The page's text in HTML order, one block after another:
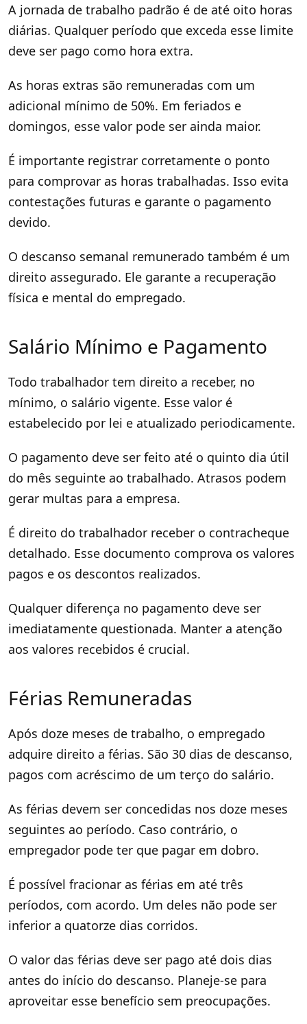
A jornada de trabalho padrão é de até oito horas
diárias. Qualquer período que exceda esse limite
deve ser pago como hora extra.
As horas extras são remuneradas com um
adicional mínimo de 50%. Em feriados e
domingos, esse valor pode ser ainda maior.
É importante registrar corretamente o ponto
para comprovar as horas trabalhadas. Isso evita
contestações futuras e garante o pagamento
devido.
O descanso semanal remunerado também é um
direito assegurado. Ele garante a recuperação
física e mental do empregado.
Salário Mínimo e Pagamento
Todo trabalhador tem direito a receber, no
mínimo, o salário vigente. Esse valor é
estabelecido por lei e atualizado periodicamente.
O pagamento deve ser feito até o quinto dia útil
do mês seguinte ao trabalhado. Atrasos podem
gerar multas para a empresa.
É direito do trabalhador receber o contracheque
detalhado. Esse documento comprova os valores
pagos e os descontos realizados.
Qualquer diferença no pagamento deve ser
imediatamente questionada. Manter a atenção
aos valores recebidos é crucial.
Férias Remuneradas
Após doze meses de trabalho, o empregado
adquire direito a férias. São 30 dias de descanso,
pagos com acréscimo de um terço do salário.
As férias devem ser concedidas nos doze meses
seguintes ao período. Caso contrário, o
empregador pode ter que pagar em dobro.
É possível fracionar as férias em até três
períodos, com acordo. Um deles não pode ser
inferior a quatorze dias corridos.
O valor das férias deve ser pago até dois dias
antes do início do descanso. Planeje-se para
aproveitar esse benefício sem preocupações.